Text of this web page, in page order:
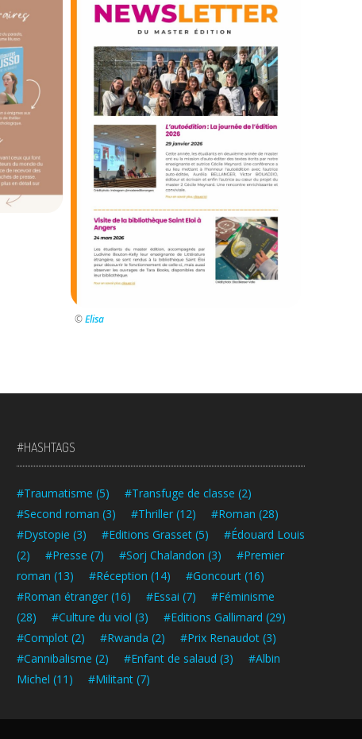
©Elisa
#HASHTAGS
#Traumatisme (5) #Transfuge de classe (2)
#Second roman (3) #Thriller (12) #Roman (28)
#Dystopie (3) #Editions Grasset (5)
#Édouard Louis
(2)
#Presse (7) #Sorj Chalandon (3)
#Premier
roman (13) #Réception (14) #Goncourt (16)
#Roman étranger (16) #Essai (7)
#Féminisme
(28)
#Culture du viol (3) #Editions Gallimard (29)
#Complot (2) #Rwanda (2) #Prix Renaudot (3)
#Cannibalisme (2) #Enfant de salaud (3)
#Albin
Michel (11) #Militant (7)